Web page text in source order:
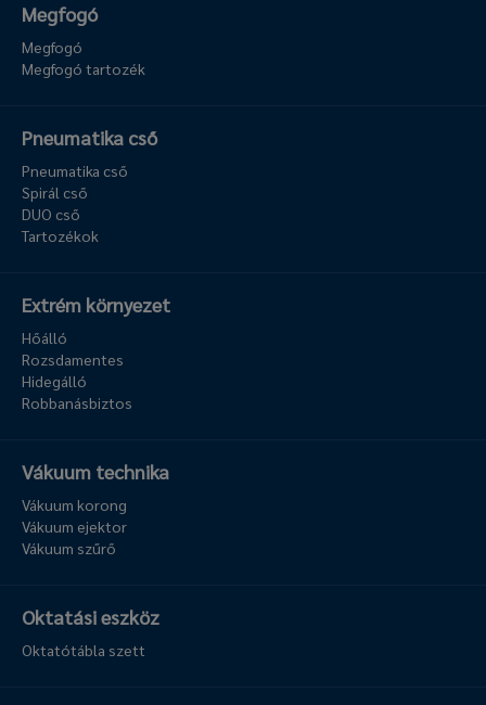
Megfogó
Megfogó
Megfogó tartozék
Pneumatika cső
Pneumatika cső
Spirál cső
DUO cső
Tartozékok
Extrém környezet
Hőálló
Rozsdamentes
Hidegálló
Robbanásbiztos
Vákuum technika
Vákuum korong
Vákuum ejektor
Vákuum szűrő
Oktatási eszköz
Oktatótábla szett